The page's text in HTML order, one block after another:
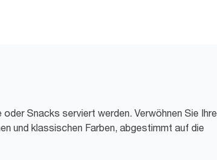
Snacks serviert werden. Verwöhnen Sie Ihre
und klassischen Farben, abgestimmt auf die